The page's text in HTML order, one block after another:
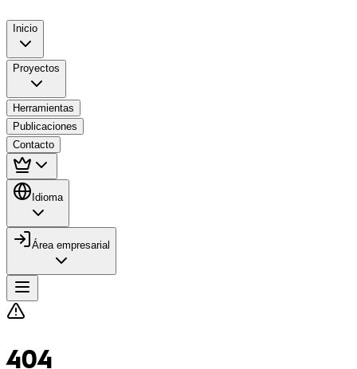
Inicio
Proyectos
Herramientas
Publicaciones
Contacto
Idioma
Área empresarial
404